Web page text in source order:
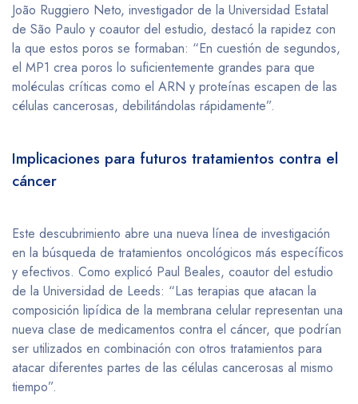
João Ruggiero Neto, investigador de la Universidad Estatal
de São Paulo y coautor del estudio, destacó la rapidez con
la que estos poros se formaban: “En cuestión de segundos,
el MP1 crea poros lo suficientemente grandes para que
moléculas críticas como el ARN y proteínas escapen de las
células cancerosas, debilitándolas rápidamente”.
Implicaciones para futuros tratamientos contra el
cáncer
Este descubrimiento abre una nueva línea de investigación
en la búsqueda de tratamientos oncológicos más específicos
y efectivos. Como explicó Paul Beales, coautor del estudio
de la Universidad de Leeds: “Las terapias que atacan la
composición lipídica de la membrana celular representan una
nueva clase de medicamentos contra el cáncer, que podrían
ser utilizados en combinación con otros tratamientos para
atacar diferentes partes de las células cancerosas al mismo
tiempo”.